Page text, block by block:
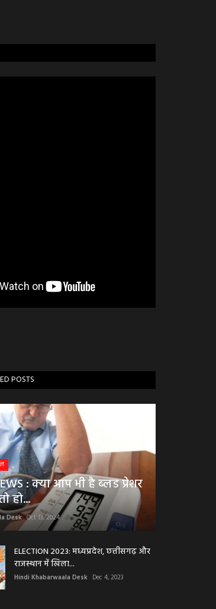
POSTS
: क्या आप भी है ब्लड प्रेशर
हो...
Desk Oct 13, 2024
ELECTION 2023: मध्यप्रदेश, छत्तीसगढ़ और
राजस्थान में खिला...
Hindi Khabarwaala Desk Dec 4, 2023